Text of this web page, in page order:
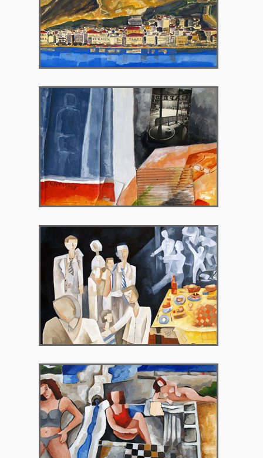
2007 – Γκαλερί Χρυσόθεμις
2008 – Γκαλερί Περιτεχνών
2009 – Γκαλερί Theorema, Βρυξέλλες,
Βέλγιο
2010 – Γκαλερί Χρυσόθεμις